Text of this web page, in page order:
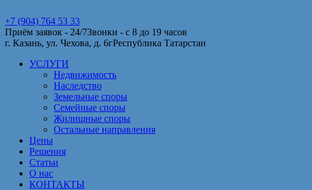
+7 (904) 764 53 33
Приём заявок - 24/7Звонки - с 8 до 19 часов
г. Казань, ул. Чехова, д. 6гРеспублика Татарстан
УСЛУГИ
Недвижимость
Наследство
Земельные споры
Семейные споры
Жилищные споры
Остальные направления
Цены
Решения
Статьи
О нас
КОНТАКТЫ